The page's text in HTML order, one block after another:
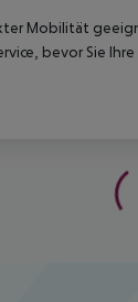
Mobilität
bevor Sie